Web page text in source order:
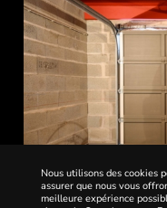
Nous utilisons des cookies
assurer que nous vous
meilleure expérience